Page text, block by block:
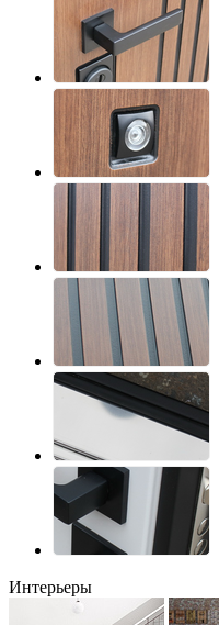
Интерьеры